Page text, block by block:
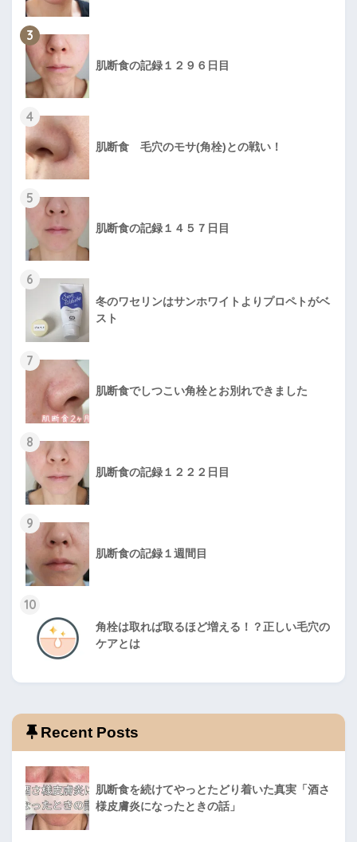
3
肌断食の記録１２９６日目
4
肌断食 毛穴のモサ(角栓)との戦い！
5
肌断食の記録１４５７日目
6
冬のワセリンはサンホワイトよりプロペトがベ
スト
7
肌断食でしつこい角栓とお別れできました
8
肌断食の記録１２２２日目
9
肌断食の記録１週間目
10
角栓は取れば取るほど増える！？正しい毛穴の
ケアとは
Recent Posts
肌断食を続けてやっとたどり着いた真実「酒さ
様皮膚炎になったときの話」